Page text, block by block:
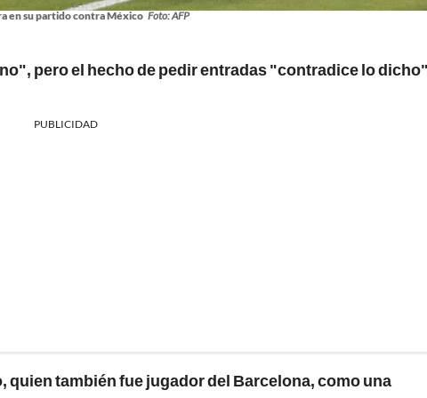
en su partido contra México Foto: AFP
pero el hecho de pedir entradas "contradice lo
PUBLICIDAD
quien también fue jugador del Barcelona, como una